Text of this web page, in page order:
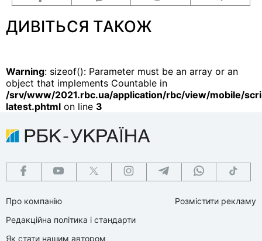
ДИВІТЬСЯ ТАКОЖ
Warning: sizeof(): Parameter must be an array or an
object that implements Countable in
/srv/www/2021.rbc.ua/application/rbc/view/mobile/
latest.phtml on line 3
Про компанію
Редакційна політика і стандарти
Як стати нашим автором
Розмістити рекламу